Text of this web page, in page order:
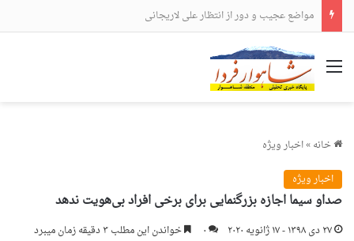
مواضع عجیب و دور از انتظار علی لاریجانی
منو
خانه»اخبار ویژه
اخبار ویژه
صداو سیما اجازه بزرگنمایی برای برخی افراد بی‌هویت ندهد
۲۷ دی ۱۳۹۸ - ۱۷ ژانویه ۲۰۲۰ ۰ خواندن این مطلب ۳ دقیقه زمان میبرد